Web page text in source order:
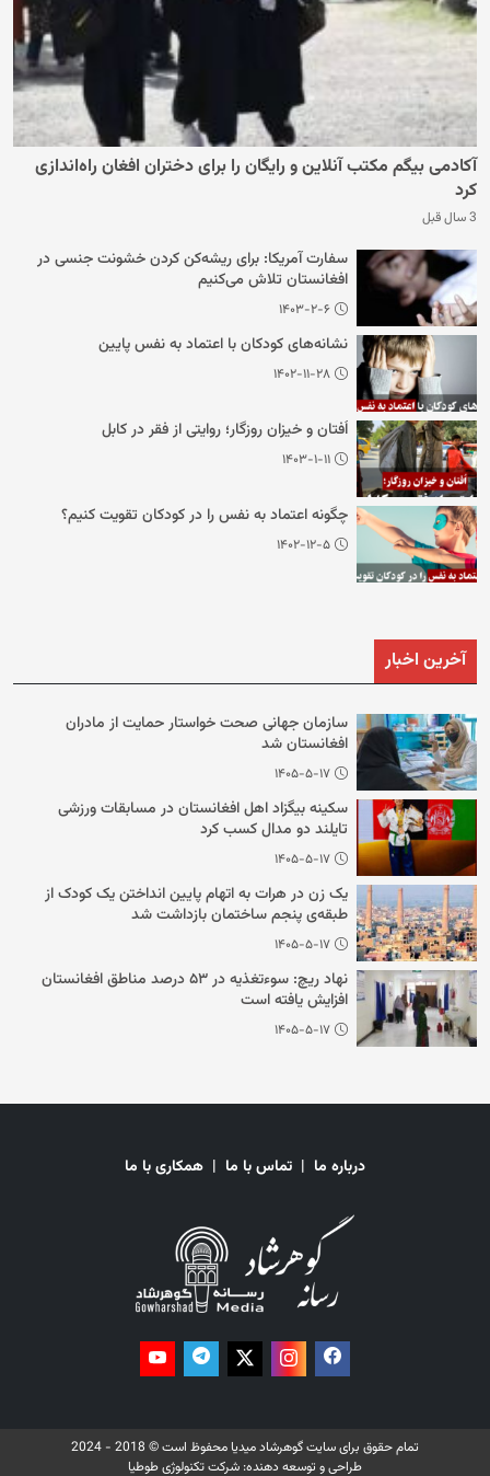
آکادمی بیگم مکتب آنلاین و رایگان را برای دختران افغان راه‌اندازی
کرد
3 سال قبل
سفارت آمریکا: برای ریشه‌کن کردن خشونت جنسی در
افغانستان تلاش می‌کنیم
۱۴۰۳-۲-۶
نشانه‌های کودکان با اعتماد به نفس پایین
۱۴۰۲-۱۱-۲۸
اُفتان و خیزان روزگار؛ روایتی از فقر در کابل
۱۴۰۳-۱-۱۱
چگونه اعتماد به نفس را در کودکان تقویت کنیم؟
۱۴۰۲-۱۲-۵
آخرین اخبار
سازمان جهانی صحت خواستار حمایت از مادران
افغانستان شد
۱۴۰۵-۵-۱۷
سکینه بیگزاد اهل افغانستان در مسابقات ورزشی
تایلند دو مدال کسب کرد
۱۴۰۵-۵-۱۷
یک زن در هرات به اتهام پایین انداختن یک کودک از
طبقه‌ی پنجم ساختمان بازداشت شد
۱۴۰۵-۵-۱۷
نهاد ریچ: سوءتغذیه در ۵۳ درصد مناطق افغانستان
افزایش یافته است
۱۴۰۵-۵-۱۷
درباره ما | تماس با ما | همکاری با ما
تمام حقوق برای سایت گوهرشاد میدیا محفوظ است © 2018 - 2024
طراحی و توسعه دهنده: شرکت تکنولوژی طوطیا